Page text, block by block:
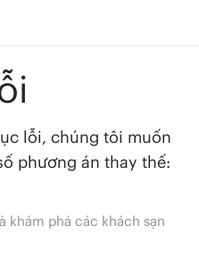
lỗi, chúng tôi muốn
phương án thay thế:
khám phá các khách sạn